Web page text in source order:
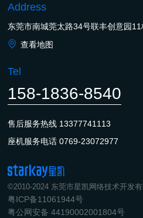
©2010-2024 东莞市星凯网络技术开发有
粤ICP备11061944号
粤公网安备 44190002001804号
Address
东莞市南城莞太路34号联丰创意园
查看地图
Tel
158-1836-8540
售后服务热线 13377741113
座机服务电话0769-23072977